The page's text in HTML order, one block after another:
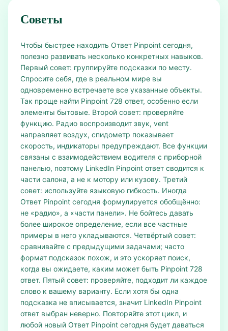
Советы
Чтобы быстрее находить Ответ Pinpoint сегодня,
полезно развивать несколько конкретных навыков.
Первый совет: группируйте подсказки по месту.
Спросите себя, где в реальном мире вы
одновременно встречаете все указанные объекты.
Так проще найти Pinpoint 728 ответ, особенно если
элементы бытовые. Второй совет: проверяйте
функцию. Радио воспроизводит звук, vent
направляет воздух, спидометр показывает
скорость, индикаторы предупреждают. Все функции
связаны с взаимодействием водителя с приборной
панелью, поэтому LinkedIn Pinpoint ответ сводится к
части салона, а не к мотору или кузову. Третий
совет: используйте языковую гибкость. Иногда
Ответ Pinpoint сегодня формулируется обобщённо:
не «радио», а «части панели». Не бойтесь давать
более широкое определение, если все частные
примеры в него укладываются. Четвёртый совет:
сравнивайте с предыдущими задачами; часто
формат подсказок похож, и это ускоряет поиск,
когда вы ожидаете, каким может быть Pinpoint 728
ответ. Пятый совет: проверяйте, подходит ли каждое
слово к вашему варианту. Если хотя бы одна
подсказка не вписывается, значит LinkedIn Pinpoint
ответ выбран неверно. Повторяйте этот цикл, и
любой новый Ответ Pinpoint сегодня будет даваться